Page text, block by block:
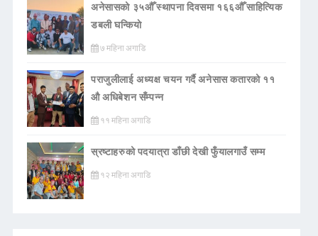
अनेसासको ३५औँ स्थापना दिवसमा १६६औँ साहित्यिक
डबली घन्कियाे
७ महिना अगाडि
पराजुलीलाई अध्यक्ष चयन गर्दै अनेसास कतारको ११
औ अधिबेशन सँम्पन्न
११ महिना अगाडि
स्रष्टाहरुको पदयात्रा डाँछी देखी फुँयालगाउँ सम्म
१२ महिना अगाडि